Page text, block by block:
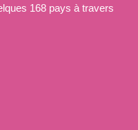
168 pays à travers